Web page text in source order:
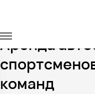
Аренда
команд